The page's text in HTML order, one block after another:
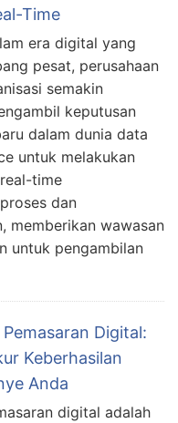
Time
era digital yang
pesat, perusahaan
semakin
keputusan
dalam dunia data
untuk melakukan
time
dan
memberikan wawasan
untuk pengambilan
Digital:
Keberhasilan
Anda
digital adalah